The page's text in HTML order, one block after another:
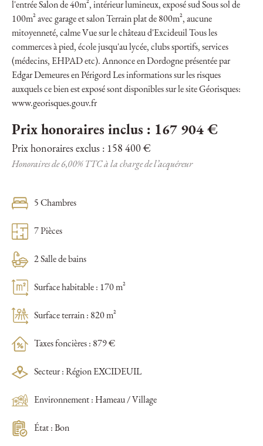
l'entrée Salon de 40m², intérieur lumineux, exposé sud Sous sol de
100m² avec garage et salon Terrain plat de 800m², aucune
mitoyenneté, calme Vue sur le château d'Excideuil Tous les
commerces à pied, école jusqu'au lycée, clubs sportifs, services
(médecins, EHPAD etc). Annonce en Dordogne présentée par
Edgar Demeures en Périgord Les informations sur les risques
auxquels ce bien est exposé sont disponibles sur le site Géorisques:
www.georisques.gouv.fr
Prix honoraires inclus : 167 904 €
Prix honoraires exclus : 158 400 €
Honoraires de 6,00% TTC à la charge de l’acquéreur
5 Chambres
7 Pièces
2 Salle de bains
Surface habitable : 170 m²
Surface terrain : 820 m²
Taxes foncières : 879 €
Secteur : Région EXCIDEUIL
Environnement : Hameau / Village
État : Bon